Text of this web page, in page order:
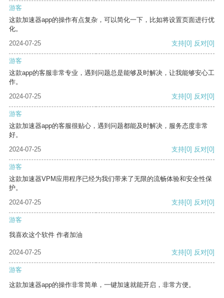
游客
这款加速器app的操作有点复杂，可以简化一下，比如将设置页面进行优
化。
2024-07-25
支持[0] 反对[0]
游客
这款app的客服非常专业，遇到问题总是能够及时解决，让我能够安心工
作。
2024-07-25
支持[0] 反对[0]
游客
这款加速器app的客服很贴心，遇到问题都能及时解决，服务态度非常
好。
2024-07-25
支持[0] 反对[0]
游客
这款加速器VPM应用程序已经为我们带来了无限的流畅体验和安全性保
护。
2024-07-25
支持[0] 反对[0]
游客
我喜欢这个软件 作者加油
2024-07-25 支持[0] 反对[0]
游客
这款加速器app的操作非常简单，一键加速就能开启，非常方便。